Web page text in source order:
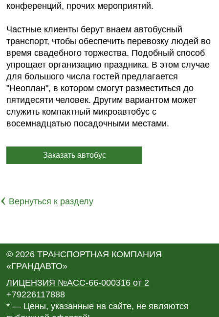
конференций, прочих мероприятий.
Частные клиенты берут внаем автобусный
транспорт, чтобы обеспечить перевозку людей во
время свадебного торжества. Подобный способ
упрощает организацию праздника. В этом случае
для большого числа гостей предлагается
"Неоплан", в котором смогут разместиться до
пятидесяти человек. Другим вариантом может
служить компактный микроавтобус с
восемнадцатью посадочными местами.
Заказать автобус
‹ Вернуться к разделу
© 2026 ТРАНСПОРТНАЯ КОМПАНИЯ
«ГРАНДАВТО»
ЛИЦЕНЗИЯ №АСС-66-000316 от 2
+79226117888
* — Цены, указанные на сайте, не являются